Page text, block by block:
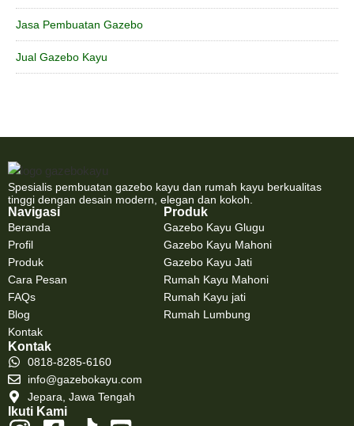
Jasa Pembuatan Gazebo
Jual Gazebo Kayu
Spesialis pembuatan gazebo kayu dan rumah kayu berkualitas
tinggi dengan desain modern, elegan dan kokoh.
Navigasi
Beranda
Profil
Produk
Cara Pesan
FAQs
Blog
Kontak
Produk
Gazebo Kayu Glugu
Gazebo Kayu Mahoni
Gazebo Kayu Jati
Rumah Kayu Mahoni
Rumah Kayu jati
Rumah Lumbung
Kontak
0818-8285-6160
info@gazebokayu.com
Jepara, Jawa Tengah
Ikuti Kami